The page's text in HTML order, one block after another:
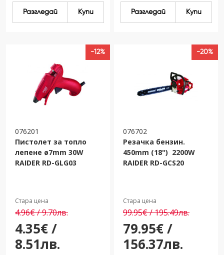
Разгледай Купи Разгледай Купи
-12%
076201
Пистолет за топло
лепене ø7mm 30W
RAIDER RD-GLG03
Стара цена
4.96€ / 9.70лв.
4.35€ /
8.51лв.
-20%
076702
Резачка бензин.
450mm (18") 2200W
RAIDER RD-GCS20
Стара цена
99.95€ / 195.49лв.
79.95€ /
156.37лв.